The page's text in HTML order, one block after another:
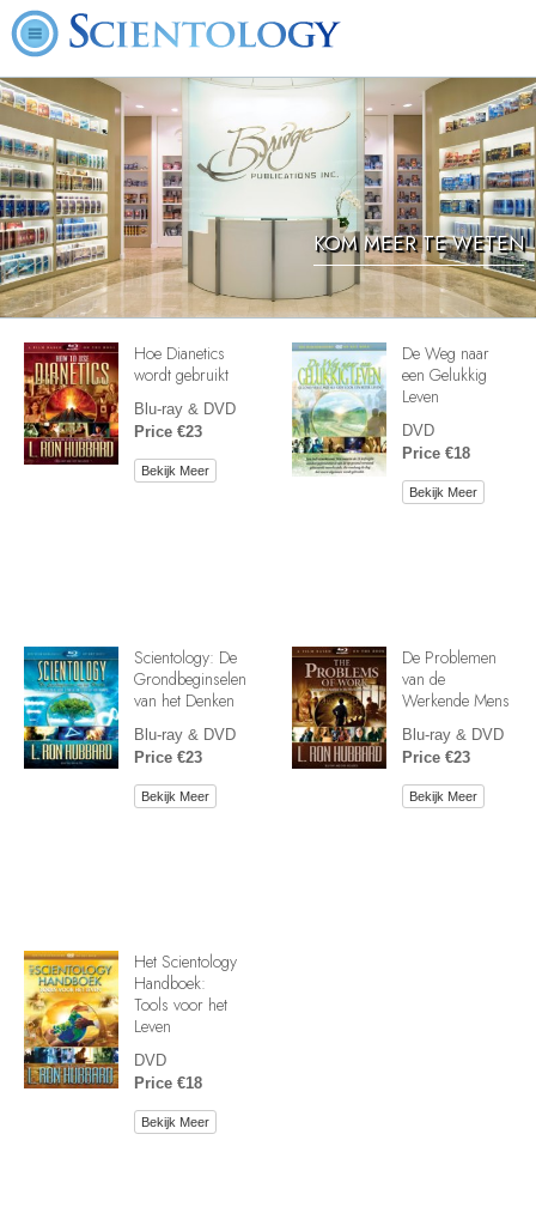
KOM MEER TE WETEN
Hoe Dianetics
wordt gebruikt
Blu-ray & DVD
Price €23
Bekijk Meer
De Weg naar
een Gelukkig
Leven
DVD
Price €18
Bekijk Meer
Scientology: De
Grondbeginselen
van het Denken
Blu-ray & DVD
Price €23
Bekijk Meer
De Problemen
van de
Werkende Mens
Blu-ray & DVD
Price €23
Bekijk Meer
Het Scientology
Handboek:
Tools voor het
Leven
DVD
Price €18
Bekijk Meer